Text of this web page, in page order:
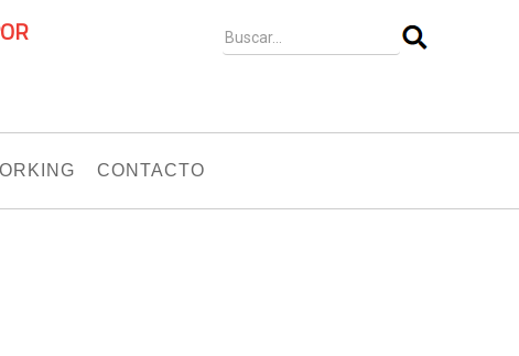
CONTACTO